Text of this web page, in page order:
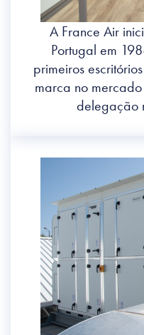
A France Air
Portugal em
primeiros
marca no
delegação